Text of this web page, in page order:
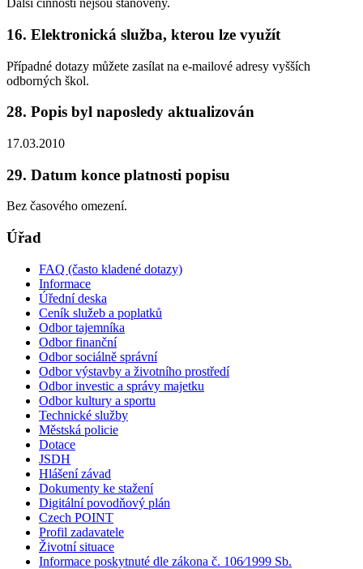
Další činnosti nejsou stanoveny.
16. Elektronická služba, kterou lze využít
Případné dotazy můžete zasílat na e-mailové adresy vyšších
odborných škol.
28. Popis byl naposledy aktualizován
17.03.2010
29. Datum konce platnosti popisu
Bez časového omezení.
Úřad
FAQ (často kladené dotazy)
Informace
Úřední deska
Ceník služeb a poplatků
Odbor tajemníka
Odbor finanční
Odbor sociálně správní
Odbor výstavby a životního prostředí
Odbor investic a správy majetku
Odbor kultury a sportu
Technické služby
Městská policie
Dotace
JSDH
Hlášení závad
Dokumenty ke stažení
Digitální povodňový plán
Czech POINT
Profil zadavatele
Životní situace
Informace poskytnuté dle zákona č. 106⁄1999 Sb.